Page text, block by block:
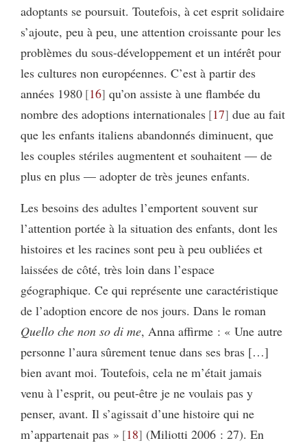
adoptants se poursuit. Toutefois, à cet esprit solidaire
s’ajoute, peu à peu, une attention croissante pour les
problèmes du sous-développement et un intérêt pour
les cultures non européennes. C’est à partir des
années 1980 16 qu’on assiste à une flambée du
nombre des adoptions internationales 17 due au fait
que les enfants italiens abandonnés diminuent, que
les couples stériles augmentent et souhaitent — de
plus en plus — adopter de très jeunes enfants.
Les besoins des adultes l’emportent souvent sur
l’attention portée à la situation des enfants, dont les
histoires et les racines sont peu à peu oubliées et
laissées de côté, très loin dans l’espace
géographique. Ce qui représente une caractéristique
de l’adoption encore de nos jours. Dans le roman
Quello che non so di me, Anna affirme : « Une autre
personne l’aura sûrement tenue dans ses bras […]
bien avant moi. Toutefois, cela ne m’était jamais
venu à l’esprit, ou peut-être je ne voulais pas y
penser, avant. Il s’agissait d’une histoire qui ne
m’appartenait pas » 18 (Miliotti 2006 : 27). En